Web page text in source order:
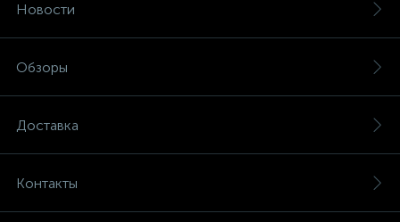
Новости
Обзоры
Доставка
Контакты